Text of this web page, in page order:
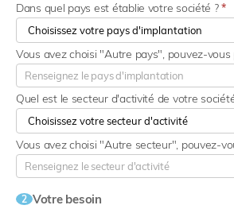
Dans quel pays est établie votre société ?*
Quel est le secteur d'activité de votre
Vous avez choisi "Autre pays", pouvez-
Vous avez choisi "Autre secteur", pouvez-
2 Votre besoin